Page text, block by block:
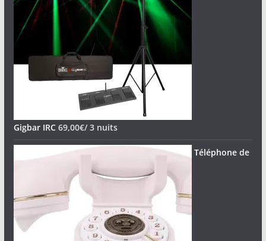
Gigbar IRC 69,00€/ 3 nuits
Téléphone de